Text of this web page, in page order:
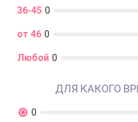
36-45 0
от 46 0
Любой 0
ДЛЯ КАКОГО
0